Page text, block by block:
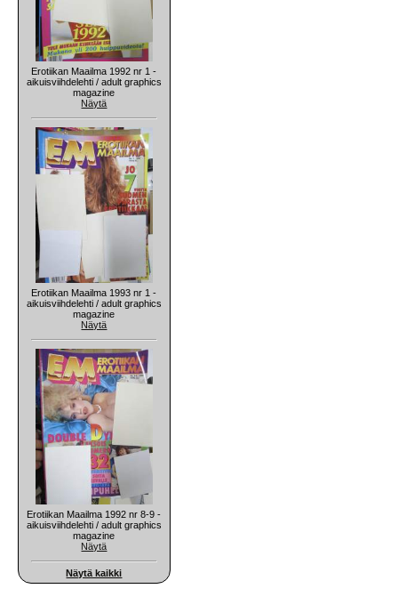
Erotiikan Maailma 1992 nr 1 -
aikuisviihdelehti / adult graphics
magazine
Näytä
Erotiikan Maailma 1993 nr 1 -
aikuisviihdelehti / adult graphics
magazine
Näytä
Erotiikan Maailma 1992 nr 8-9 -
aikuisviihdelehti / adult graphics
magazine
Näytä
Näytä kaikki